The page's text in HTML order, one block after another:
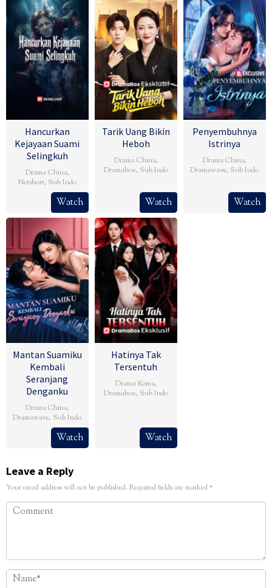
Hancurkan
Kejayaan Suami
Selingkuh
Drama China,
Netshort, Sub Indo
Watch
Tarik Uang Bikin
Heboh
Drama China,
Dramabox, Sub Indo
Watch
Penyembuhnya
Istrinya
Drama China,
Dramawave, Sub Indo
Watch
Mantan Suamiku
Kembali
Seranjang
Denganku
Drama China,
Dramawave, Sub Indo
Watch
Hatinya Tak
Tersentuh
Drama Korea,
Dramabox, Sub Indo
Watch
Leave a Reply
Your email address will not be published. Required fields are marked*